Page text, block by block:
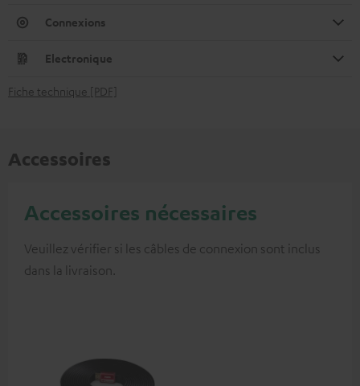
Connexions
Electronique
Fiche technique [PDF]
Accessoires
Accessoires nécessaires
Veuillez vérifier si les câbles de connexion sont inclus
dans la livraison.